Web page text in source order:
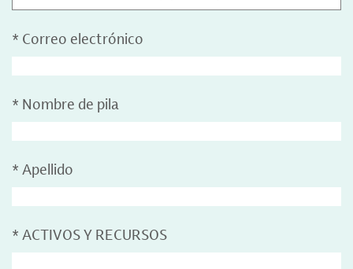
* Correo electrónico
* Nombre de pila
* Apellido
* ACTIVOS Y RECURSOS